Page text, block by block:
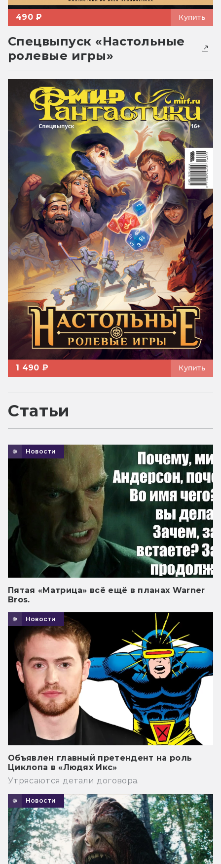
490 ₽ Купить
Спецвыпуск «Настольные
ролевые игры»
1 490 ₽ Купить
Статьи
Новости
Пятая «Матрица» всё ещё в планах Warner
Bros.
Новости
Объявлен главный претендент на роль
Циклопа в «Людях Икс»
Утрясаются детали договора.
Новости